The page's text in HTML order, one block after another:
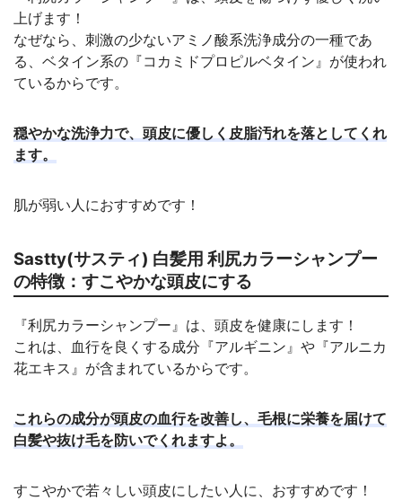
上げます！
なぜなら、刺激の少ないアミノ酸系洗浄成分の一種であ
る、ベタイン系の『コカミドプロピルベタイン』が使われ
ているからです。
穏やかな洗浄力で、頭皮に優しく皮脂汚れを落としてくれ
ます。
肌が弱い人におすすめです！
Sastty(サスティ) 白髪用 利尻カラーシャンプー
の特徴：すこやかな頭皮にする
『利尻カラーシャンプー』は、頭皮を健康にします！
これは、血行を良くする成分『アルギニン』や『アルニカ
花エキス』が含まれているからです。
これらの成分が頭皮の血行を改善し、毛根に栄養を届けて
白髪や抜け毛を防いでくれますよ。
すこやかで若々しい頭皮にしたい人に、おすすめです！